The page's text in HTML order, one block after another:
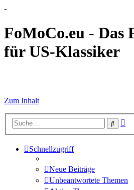
-
FoMoCo.eu - Das
für US-Klassiker
Zum Inhalt
Suche
Schnellzugriff
Neue Beiträge
Unbeantwortete Themen